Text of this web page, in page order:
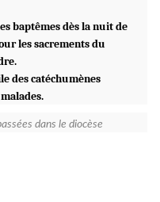
baptêmes dès la nuit de
les sacrements du
des catéchumènes
dans le diocèse